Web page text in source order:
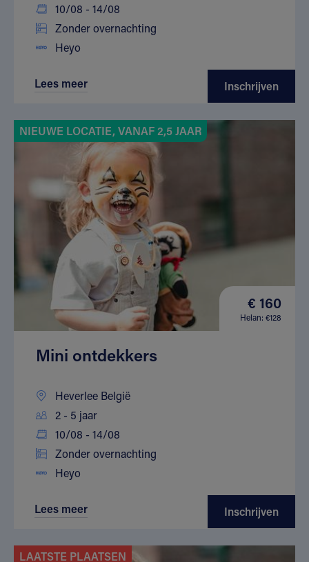
10/08 - 14/08
Zonder overnachting
Heyo
Lees meer Inschrijven
NIEUWE LOCATIE, VANAF 2,5 JAAR
€ 160
Helan: €128
Mini ontdekkers
Heverlee België
2 - 5 jaar
10/08 - 14/08
Zonder overnachting
Heyo
Lees meer Inschrijven
LAATSTE PLAATSEN